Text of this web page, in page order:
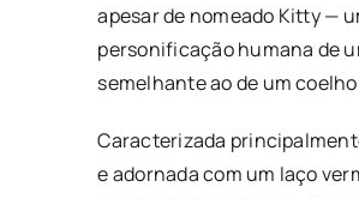
apesar de nomeado Kitty —
personificação humana de
semelhante ao de um
Caracterizada
e adornada com um laço